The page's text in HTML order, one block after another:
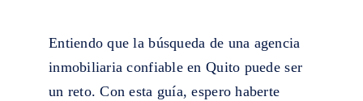
Entiendo que la búsqueda de una agencia
inmobiliaria confiable en Quito puede ser
un reto. Con esta guía, espero haberte